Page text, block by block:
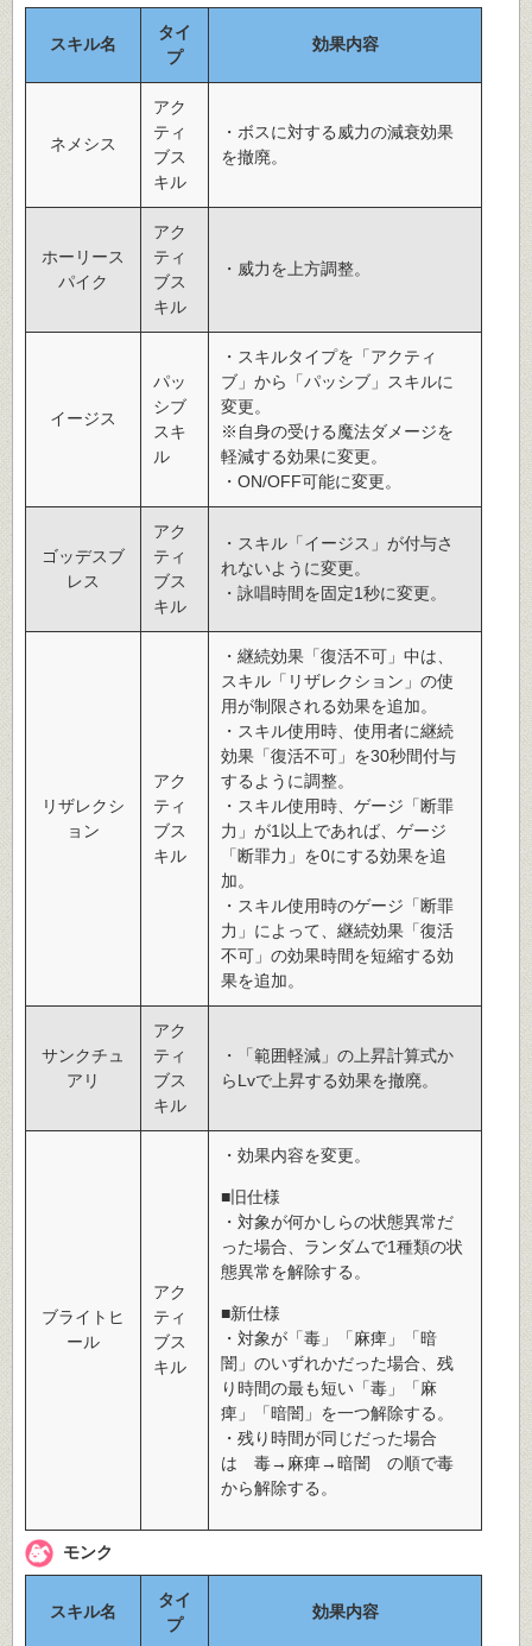
スキル名
タイ
プ
効果内容
ネメシス
アク
ティ
ブス
キル
・ボスに対する威力の減衰効果
を撤廃。
ホーリース
パイク
アク
ティ
ブス
キル
・威力を上方調整。
イージス
パッ
シブ
スキ
ル
・スキルタイプを「アクティ
ブ」から「パッシブ」スキルに
変更。
※自身の受ける魔法ダメージを
軽減する効果に変更。
・ON/OFF可能に変更。
ゴッデスブ
レス
アク
ティ
ブス
キル
・スキル「イージス」が付与さ
れないように変更。
・詠唱時間を固定1秒に変更。
リザレクシ
ョン
アク
ティ
ブス
キル
・継続効果「復活不可」中は、
スキル「リザレクション」の使
用が制限される効果を追加。
・スキル使用時、使用者に継続
効果「復活不可」を30秒間付与
するように調整。
・スキル使用時、ゲージ「断罪
力」が1以上であれば、ゲージ
「断罪力」を0にする効果を追
加。
・スキル使用時のゲージ「断罪
力」によって、継続効果「復活
不可」の効果時間を短縮する効
果を追加。
サンクチュ
アリ
アク
ティ
ブス
キル
・「範囲軽減」の上昇計算式か
らLvで上昇する効果を撤廃。
ブライトヒ
ール
アク
ティ
ブス
キル
・効果内容を変更。
■旧仕様
・対象が何かしらの状態異常だ
った場合、ランダムで1種類の状
態異常を解除する。
■新仕様
・対象が「毒」「麻痺」「暗
闇」のいずれかだった場合、残
り時間の最も短い「毒」「麻
痺」「暗闇」を一つ解除する。
・残り時間が同じだった場合
は 毒→麻痺→暗闇 の順で毒
から解除する。
モンク
スキル名
タイ
プ
効果内容